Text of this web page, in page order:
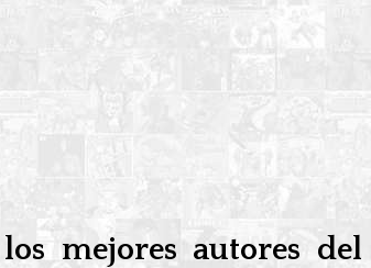
mejores autores del